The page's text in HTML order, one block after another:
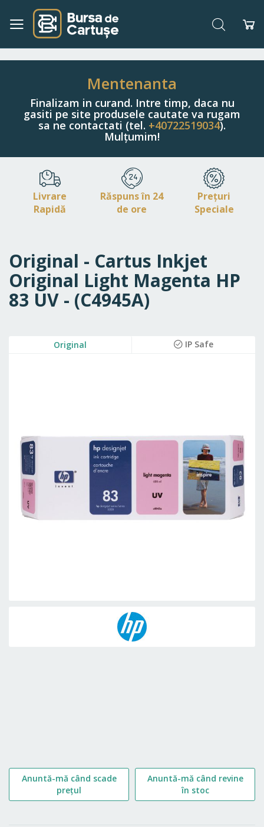
Navigați
Conținut
Căutare
Mentenanta
Finalizam in curand. Intre timp, daca nu
gasiti pe site produsele cautate va rugam
sa ne contactati (tel. +40722519034).
Mulțumim!
Livrare
Rapidă
Răspuns în 24
de ore
Prețuri
Speciale
Original - Cartus Inkjet
Original Light Magenta HP
83 UV - (C4945A)
Anuntă-mă când scade
prețul
Anuntă-mă când revine
în stoc
Original IP Safe